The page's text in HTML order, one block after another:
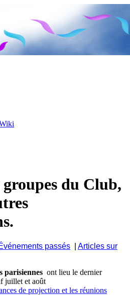
groupes du Club,
passés
Articles sur
parisiennes ont lieu le dernier
juillet et août
de projection et les réunions